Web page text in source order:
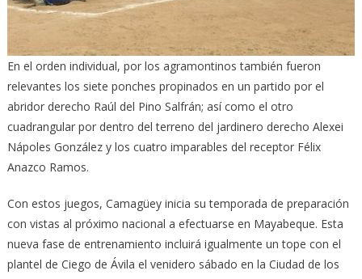
En el orden individual, por los agramontinos también fueron
relevantes los siete ponches propinados en un partido por el
abridor derecho Raúl del Pino Salfrán; así como el otro
cuadrangular por dentro del terreno del jardinero derecho Alexei
Nápoles González y los cuatro imparables del receptor Félix
Anazco Ramos.
Con estos juegos, Camagüey inicia su temporada de preparación
con vistas al próximo nacional a efectuarse en Mayabeque. Esta
nueva fase de entrenamiento incluirá igualmente un tope con el
plantel de Ciego de Ávila el venidero sábado en la Ciudad de los